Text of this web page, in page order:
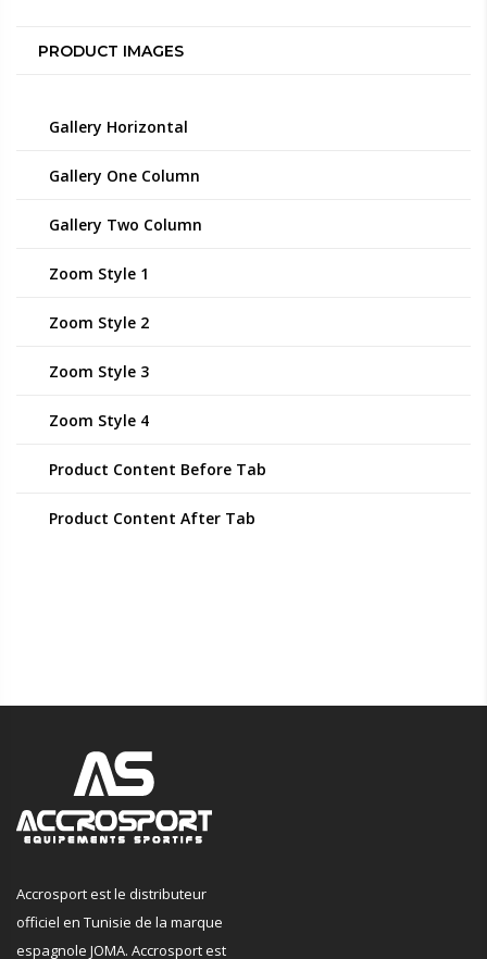
PRODUCT IMAGES
Gallery Horizontal
Gallery One Column
Gallery Two Column
Zoom Style 1
Zoom Style 2
Zoom Style 3
Zoom Style 4
Product Content Before Tab
Product Content After Tab
Accrosport est le distributeur
officiel en Tunisie de la marque
espagnole JOMA. Accrosport est